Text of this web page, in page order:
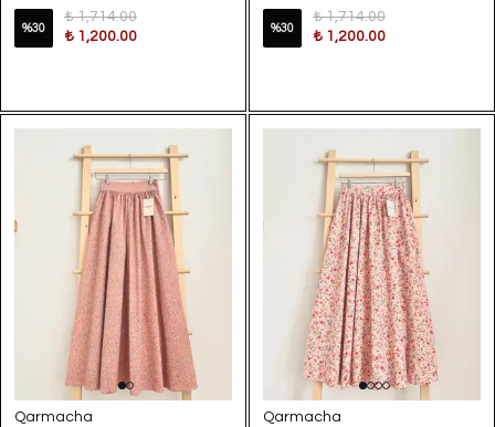
%30
₺ 1,714.00
₺ 1,200.00
%30
₺ 1,714.00
₺ 1,200.00
Qarmacha
Qarmacha